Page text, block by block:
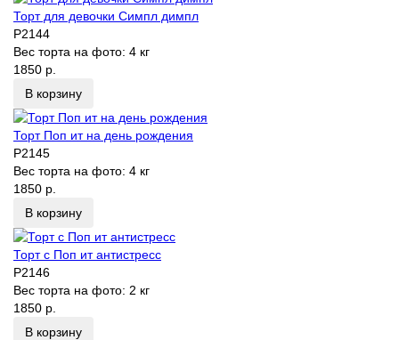
Торт для девочки Симпл димпл
P2144
Вес торта на фото: 4 кг
1850 р.
В корзину
Торт Поп ит на день рождения
P2145
Вес торта на фото: 4 кг
1850 р.
В корзину
Торт с Поп ит антистресс
P2146
Вес торта на фото: 2 кг
1850 р.
В корзину